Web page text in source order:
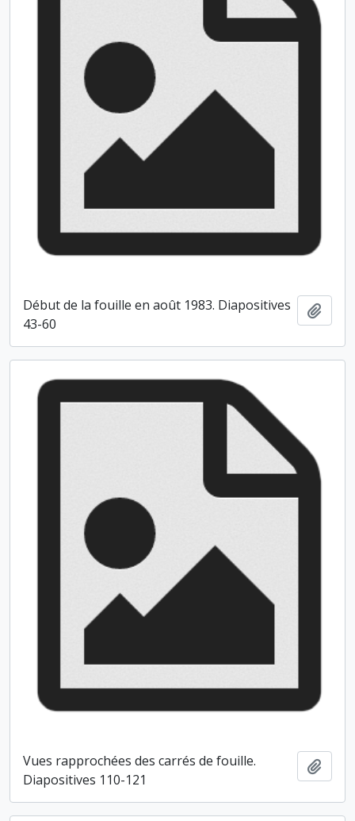
Début de la fouille en août 1983. Diapositives
43-60
Vues rapprochées des carrés de fouille.
Diapositives 110-121